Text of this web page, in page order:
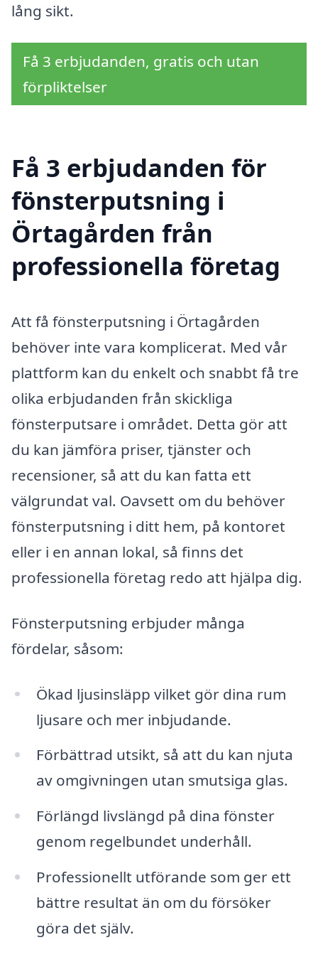
lång sikt.
Få 3 erbjudanden, gratis och utan
förpliktelser
Få 3 erbjudanden för
fönsterputsning i
Örtagården från
professionella företag
Att få fönsterputsning i Örtagården
behöver inte vara komplicerat. Med vår
plattform kan du enkelt och snabbt få tre
olika erbjudanden från skickliga
fönsterputsare i området. Detta gör att
du kan jämföra priser, tjänster och
recensioner, så att du kan fatta ett
välgrundat val. Oavsett om du behöver
fönsterputsning i ditt hem, på kontoret
eller i en annan lokal, så finns det
professionella företag redo att hjälpa dig.
Fönsterputsning erbjuder många
fördelar, såsom:
Ökad ljusinsläpp vilket gör dina rum
ljusare och mer inbjudande.
Förbättrad utsikt, så att du kan njuta
av omgivningen utan smutsiga glas.
Förlängd livslängd på dina fönster
genom regelbundet underhåll.
Professionellt utförande som ger ett
bättre resultat än om du försöker
göra det själv.